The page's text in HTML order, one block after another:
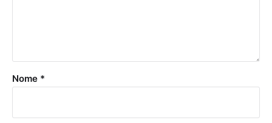
Nome *